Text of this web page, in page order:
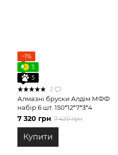
−1%
5
5
2
Алмазні бруски Алдім МФФ
набір 6 шт. 150*12*7*3*4
7 320 грн 7 420 грн
Купити